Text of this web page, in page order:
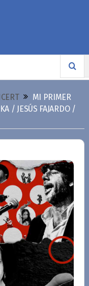
MI PRIMER
/ JESÚS FAJARDO /